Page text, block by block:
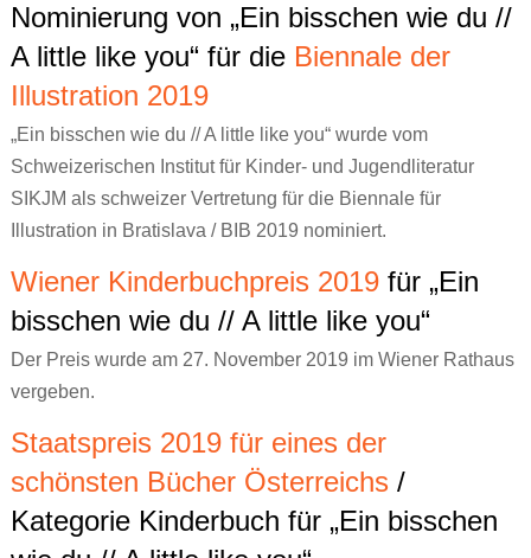
Versprecher
Stell dir vor
PS:
Artikel & sonstige Texte
Nominierung von „Ein bisschen wie du //
A little like you“ für die Biennale der
Illustration 2019
„Ein bisschen wie du // A little like you“ wurde vom
Schweizerischen Institut für Kinder- und Jugendliteratur
SIKJM als schweizer Vertretung für die Biennale für
Illustration in Bratislava / BIB 2019 nominiert.
Wiener Kinderbuchpreis 2019für „Ein
bisschen wie du // A little like you“
Der Preis wurde am 27. November 2019 im Wiener Rathaus
vergeben.
Staatspreis 2019 für eines der
schönsten Bücher Österreichs/
Kategorie Kinderbuch für „Ein bisschen